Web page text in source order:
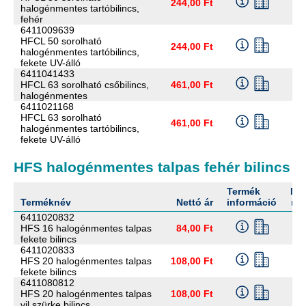
halogénmentes tartóbilincs,
fehér
244,00 Ft
6411009639
HFCL 50 sorolható
halogénmentes tartóbilincs,
fekete UV-álló
244,00 Ft
6411041433
HFCL 63 sorolható csőbilincs,
halogénmentes
461,00 Ft
6411021168
HFCL 63 sorolható
halogénmentes tartóbilincs,
fekete UV-álló
461,00 Ft
HFS halogénmentes talpas fehér bilincs
Terméknév Nettó ár
Termék
információ
6411020832
HFS 16 halogénmentes talpas
fekete bilincs
84,00 Ft
6411020833
HFS 20 halogénmentes talpas
fekete bilincs
108,00 Ft
6411080812
HFS 20 halogénmentes talpas
108,00 Ft